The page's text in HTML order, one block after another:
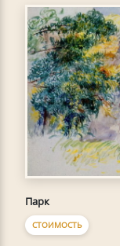
Парк
СТОИМОСТЬ